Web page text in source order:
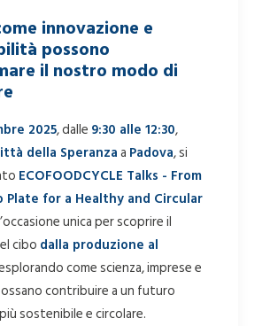
innovazione e
possono
il nostro modo di
2025, dalle 9:30 alle 12:30,
della Speranzaa Padova, si
ECOFOODCYCLE Talks - From
Plate for a Healthy and Circular
unica per scoprire il
cibo dalla produzione al
come scienza, imprese e
contribuire a un futuro
sostenibile e circolare.